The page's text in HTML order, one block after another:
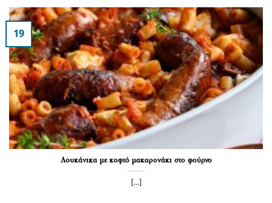
Λουκάνικα με κοφτό μακαρονάκι στο φούρνο
[...]
19